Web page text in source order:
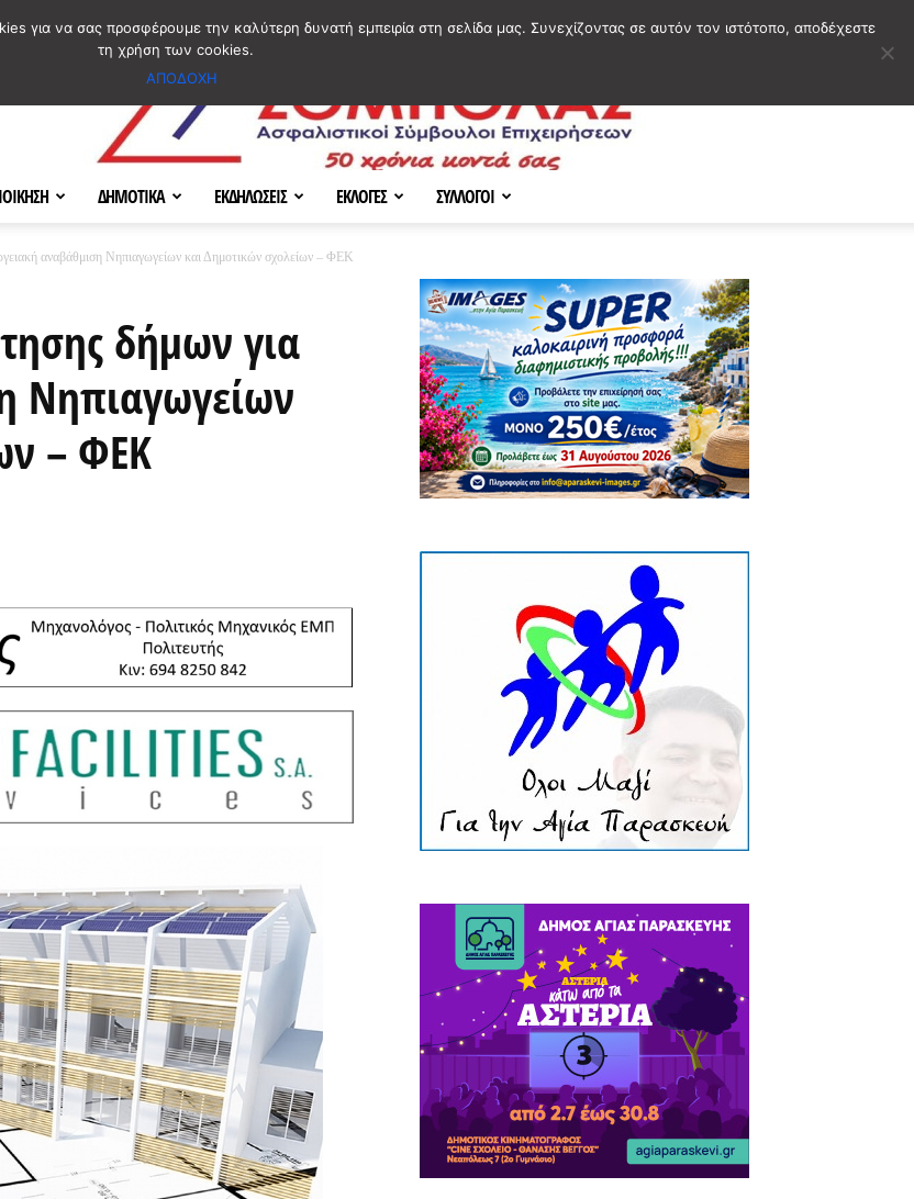
ΔΗΜΟΤΙΚΑ ΕΚΔΗΛΩΣΕΙΣ ΕΚΛΟΓΕΣ ΣΥΛΛΟΓΟΙ
αναβάθμιση Νηπιαγωγείων και Δημοτικών σχολείων – ΦΕΚ
δήμων για
Νηπιαγωγείων
– ΦΕΚ
για να σας προσφέρουμε την καλύτερη δυνατή εμπειρία στη σελίδα μας. Συνεχίζοντας σε αυτόν τον ιστότοπο, αποδέχεστε
τη χρήση των cookies.
ΑΠΟΔΟΧΗ